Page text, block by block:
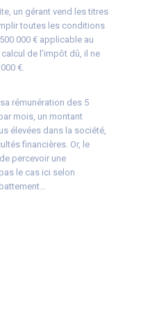
un gérant vend les titres
toutes les conditions
000 € applicable au
de l’impôt dû, il ne
€.
rémunération des 5
mois, un montant
élevées dans la société,
financières. Or, le
percevoir une
le cas ici selon